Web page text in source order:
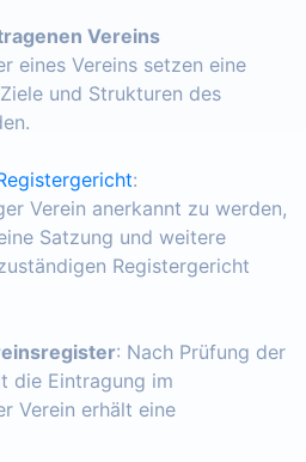
Vereins
eines Vereins setzen eine
und Strukturen des
:
Verein anerkannt zu werden,
Satzung und weitere
Registergericht
: Nach Prüfung der
die Eintragung im
Verein erhält eine